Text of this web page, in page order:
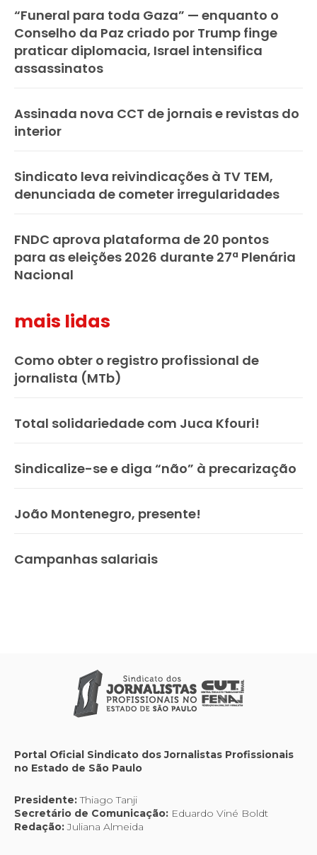
“Funeral para toda Gaza” — enquanto o
Conselho da Paz criado por Trump finge
praticar diplomacia, Israel intensifica
assassinatos
Assinada nova CCT de jornais e revistas do
interior
Sindicato leva reivindicações à TV TEM,
denunciada de cometer irregularidades
FNDC aprova plataforma de 20 pontos
para as eleições 2026 durante 27ª Plenária
Nacional
mais lidas
Como obter o registro profissional de
jornalista (MTb)
Total solidariedade com Juca Kfouri!
Sindicalize-se e diga “não” à precarização
João Montenegro, presente!
Campanhas salariais
Portal Oficial Sindicato dos Jornalistas Profissionais
no Estado de São Paulo
Presidente:Thiago Tanji
Secretário de Comunicação: Eduardo Viné Boldt
Redação:Juliana Almeida